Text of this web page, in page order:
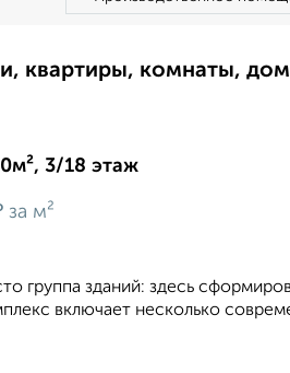
квартиры, комнаты,
3/18 этаж
за м²
группа зданий: здесь
включает несколько